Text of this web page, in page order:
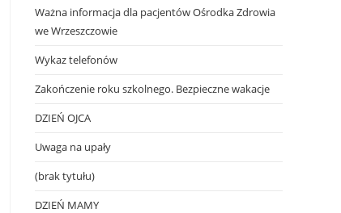
Ważna informacja dla pacjentów Ośrodka Zdrowia
we Wrzeszczowie
Wykaz telefonów
Zakończenie roku szkolnego. Bezpieczne wakacje
DZIEŃ OJCA
Uwaga na upały
(brak tytułu)
DZIEŃ MAMY